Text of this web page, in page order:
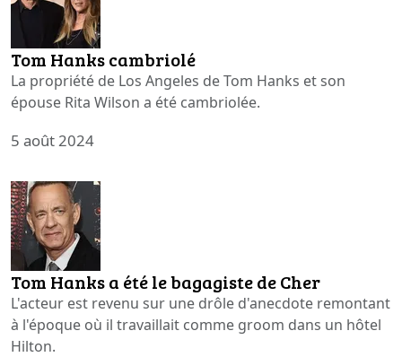
Tom Hanks cambriolé
La propriété de Los Angeles de Tom Hanks et son
épouse Rita Wilson a été cambriolée.
5 août 2024
Tom Hanks a été le bagagiste de Cher
L'acteur est revenu sur une drôle d'anecdote remontant
à l'époque où il travaillait comme groom dans un hôtel
Hilton.